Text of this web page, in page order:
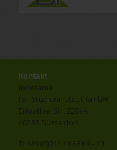
Kontakt
Joborama
IST-Studieninstitut GmbH
Erkrather Str. 220a-c
40233 Düsseldorf
T: +49 (0)211 / 866 68 - 13